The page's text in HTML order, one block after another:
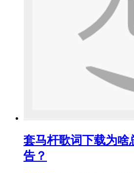
套马杆歌词下载为啥
告？